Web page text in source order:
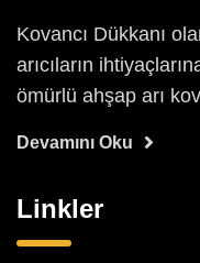
Kovancı Dükkanı
arıcıların
ömürlü ahşap arı
Devamını Oku
Linkler